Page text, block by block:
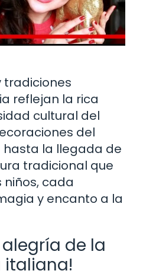
tradiciones
reflejan la rica
cultural del
del
la llegada de
tradicional que
cada
y encanto a la
alegría de la
italiana!